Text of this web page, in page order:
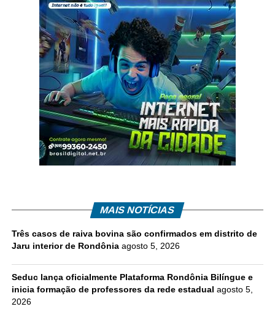
MAIS NOTÍCIAS
Três casos de raiva bovina são confirmados em distrito de
Jaru interior de Rondônia agosto 5, 2026
Seduc lança oficialmente Plataforma Rondônia Bilíngue e
inicia formação de professores da rede estadual agosto 5,
2026